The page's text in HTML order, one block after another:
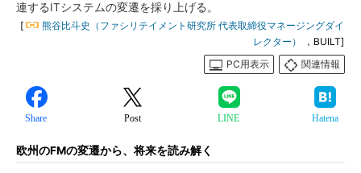
連するITシステムの変遷を採り上げる。
[
熊谷比斗史（ファシリテイメント研究所 代表取締役マネージングダイ
レクター）
，BUILT]
PC用表示
関連情報
Share Post LINE Hatena
欧州のFMの変遷から、将来を読み解く